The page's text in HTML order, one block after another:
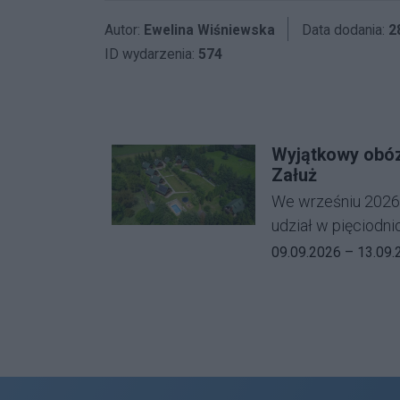
Autor: Ewelina Wiśniewska Data dodania:
ID wydarzenia: 574
Wyjątkowy
Załuż
We wrześniu
udział w
pracą nad relacją
września to
Data rozpoczęcia
09.09.2026 – Data